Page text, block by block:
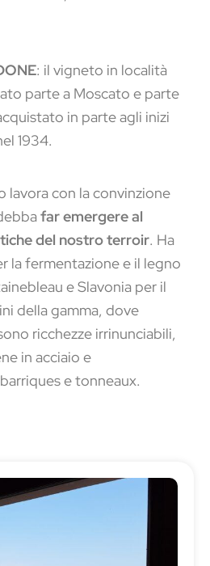
: il vigneto in località
parte a Moscato e parte
in parte agli inizi
1934.
lavora con la convinzione
far emergere al
del nostro terroir. Ha
la fermentazione e il legno
e Slavonia per il
della gamma, dove
ricchezze irrinunciabili,
in acciaio e
e tonneaux.